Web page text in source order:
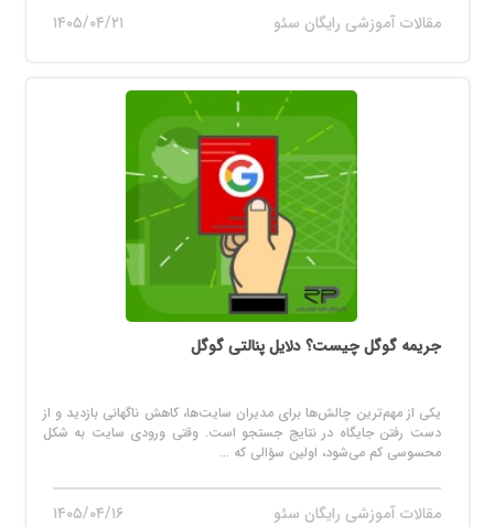
مقالات آموزشی رایگان سئو ۱۴۰۵/۰۴/۲۱
جریمه گوگل چیست؟ دلایل پنالتی گوگل
یکی از مهم‌ترین چالش‌ها برای مدیران سایت‌ها، کاهش ناگهانی بازدید و از
دست رفتن جایگاه در نتایج جستجو است. وقتی ورودی سایت به شکل
محسوسی کم می‌شود، اولین سؤالی که ...
مقالات آموزشی رایگان سئو ۱۴۰۵/۰۴/۱۶